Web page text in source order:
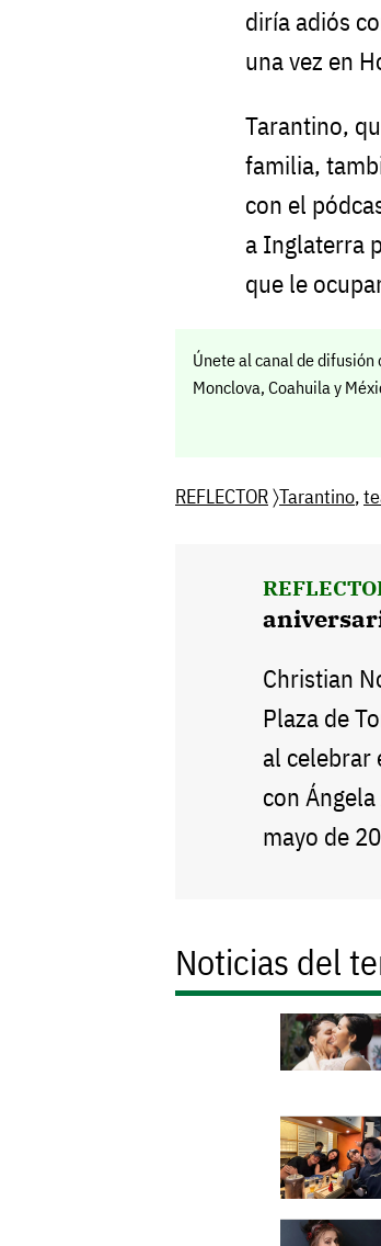
diría adiós
una vez en
Tarantino,
familia,
con el
a Inglaterra
que le
Únete al canal de
Monclova, Coahuila y
REFLECTOR〉Tarantino,
Christian
Plaza de
al celebrar
con
mayo de
Noticias del